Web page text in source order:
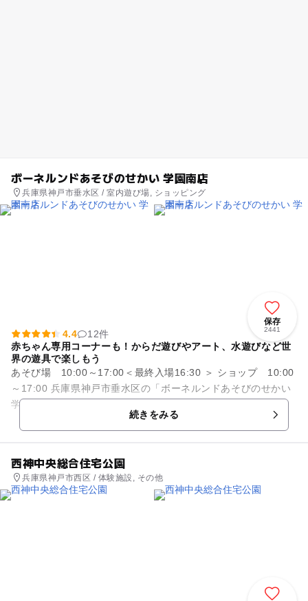
ボーネルンドあそびのせかい 学園南店
兵庫県神戸市垂水区 / 室内遊び場, ショッピング
保存
2441
4.4
12件
赤ちゃん専用コーナーも！からだ遊びやアート、水遊びなど世
界の遊具で楽しもう
あそび場 10:00～17:00＜最終入場16:30 ＞ ショップ 10:00
～17:00 兵庫県神戸市垂水区の「ボーネルンドあそびのせかい
学園南店」は、赤ちゃんから小学生までのお子様...
続きをみる
西神中央総合住宅公園
兵庫県神戸市西区 / 体験施設, その他